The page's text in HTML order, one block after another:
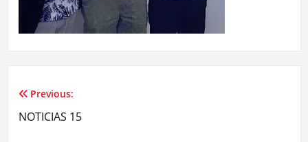
Navegação
de
Previous:
NOTICIAS 15